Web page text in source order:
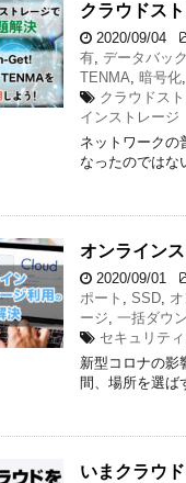
クラウドス
2020/09/04
有, データバッ
TENMA, 暗号化,
クラウドス
インストレージ
ネットワークの
なったのでは
オンライン
2020/09/01
ポート , SSD,
ージ, 一括ダウ
セキュリティ
新型コロナの影
間、場所を選
いまクラウ